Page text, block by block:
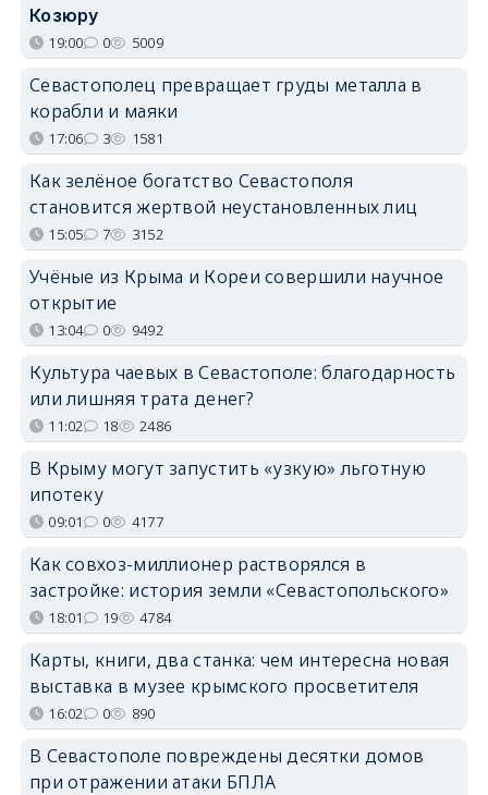
Козюру
19:00 0 5009
Севастополец превращает груды металла в
корабли и маяки
17:06 3 1581
Как зелёное богатство Севастополя
становится жертвой неустановленных лиц
15:05 7 3152
Учёные из Крыма и Кореи совершили научное
открытие
13:04 0 9492
Культура чаевых в Севастополе: благодарность
или лишняя трата денег?
11:02 18 2486
В Крыму могут запустить «узкую» льготную
ипотеку
09:01 0 4177
Как совхоз-миллионер растворялся в
застройке: история земли «Севастопольского»
18:01 19 4784
Карты, книги, два станка: чем интересна новая
выставка в музее крымского просветителя
16:02 0 890
В Севастополе повреждены десятки домов
при отражении атаки БПЛА